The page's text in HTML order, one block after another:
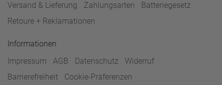
Versand & Lieferung
Zahlungsarten
Batteriegesetz
Retoure + Reklamationen
Informationen
Impressum
AGB Datenschutz
Widerruf
Barrierefreiheit
Cookie-Präferenzen